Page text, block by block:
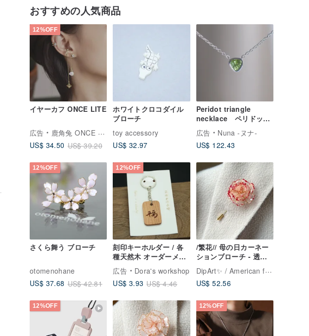
おすすめの人気商品
12%OFF
イヤーカフ ONCE LITE
広告
鹿角兔 ONCE UPON A TIME
US$ 34.50 US$ 39.20
ホワイトクロコダイル
ブローチ
toy accessory
US$ 32.97
Peridot triangle
necklace ペリドッ
ト トライアングル
ネックレス 天然石
グリーン シルバー
広告
Nuna -ヌナ-
US$ 122.43
12%OFF
さくら舞う ブローチ
otomenohane
US$ 37.68 US$ 42.81
12%OFF
刻印キーホルダー / 各
種天然木 オーダーメイ
ド、カスタマイズ可能
広告
Dora's workshop
US$ 3.93 US$ 4.46
/繁花// 母の日カーネー
ションブローチ - 透き
通るオレンジと鮮やか
な赤 / ギフトボックス
無料アップグレード
DipArt✨ / American flower🌹 /
US$ 52.56
12%OFF 12%OFF